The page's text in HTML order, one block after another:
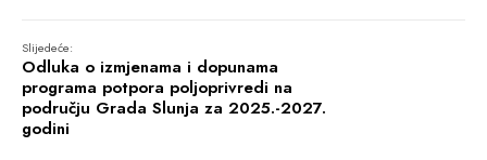
Slijedeće:
Odluka o izmjenama i dopunama
programa potpora poljoprivredi na
području Grada Slunja za 2025.-2027.
godini